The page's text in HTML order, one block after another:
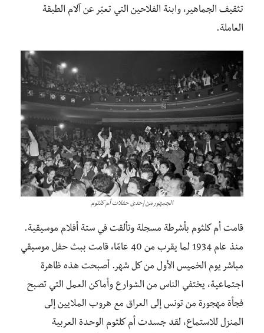
تثقيف الجماهير، وابنة الفلاحين التي تعبّر عن آلام الطبقة
العاملة.
الجمهور من إحدى حفلات أم كلثوم
قامت أم كلثوم بأشرطة مسجلة وتألقت في ستة أفلام موسيقية.
منذ عام 1934 لما يقرب من 40 عامًا، قامت ببث حفل موسيقي
مباشر يوم الخميس الأول من كل شهر. أصبحت هذه ظاهرة
اجتماعية، يختفي الناس من الشوارع وأماكن العمل التي تصبح
فجأة مهجورة من تونس إلى العراق مع هروب الملايين إلى
المنزل للاستماع، لقد جسدت أم كلثوم الوحدة العربية